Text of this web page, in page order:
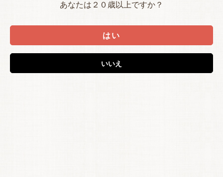
あなたは２０歳以上ですか？
はい
いいえ